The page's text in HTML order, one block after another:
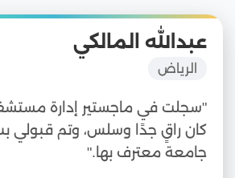
عبدالله المالكي
الرياض
"سجلت في ماجستير إدارة
كان راقٍ جدًا وسلس، وتم قبولي
جامعة معترف بها."